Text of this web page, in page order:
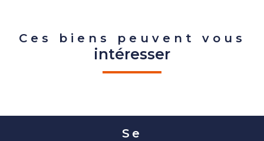
Ces biens peuvent vous
intéresser
Se